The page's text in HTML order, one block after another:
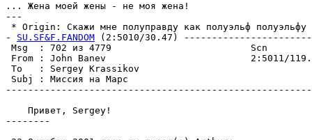
... Жена моей жены - не моя жена!
---
* Origin: Скажи мне полyпpавдy как полyэльф
- SU.SF&F.FANDOM (2:5010/30.47)
Msg  : 702 из 4779                         Scn
From : John Banev                          2:5011/
To   : Sergey Krassikov
Subj : Миссия на Марс
    Привет, Sergey!
--------